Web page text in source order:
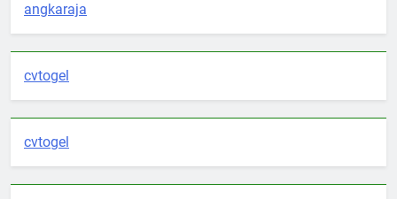
angkaraja
cvtogel
cvtogel